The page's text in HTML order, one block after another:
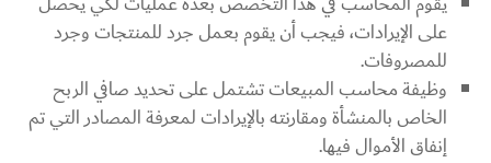
على الإيرادات، فيجب أن يقوم بعمل جرد للمنتجات وجرد
للمصروفات.
وظيفة محاسب المبيعات تشتمل على تحديد صافي الربح
الخاص بالمنشأة ومقارنته بالإيرادات لمعرفة المصادر التي تم
إنفاق الأموال فيها.